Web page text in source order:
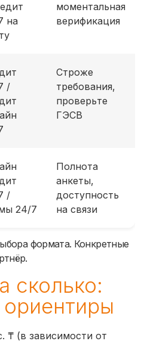
на
моментальная
верификация
/
Строже
требования,
проверьте
ГЭСВ
/
24/7
Полнота
анкеты,
доступность
на связи
формата. Конкретные
сколько:
₸ (в зависимости от